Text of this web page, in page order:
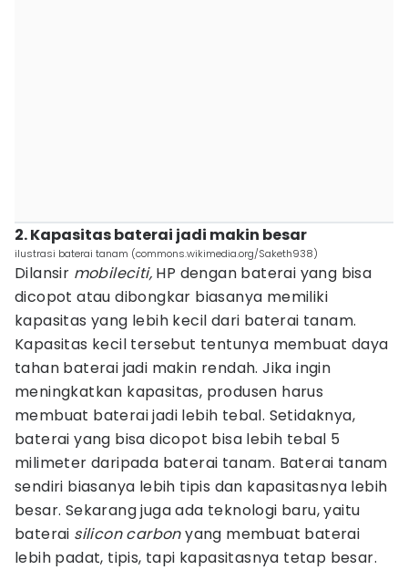
2. Kapasitas baterai jadi makin besar
ilustrasi baterai tanam (commons.wikimedia.org/Saketh938)
Dilansir mobileciti, HP dengan baterai yang bisa
dicopot atau dibongkar biasanya memiliki
kapasitas yang lebih kecil dari baterai tanam.
Kapasitas kecil tersebut tentunya membuat daya
tahan baterai jadi makin rendah. Jika ingin
meningkatkan kapasitas, produsen harus
membuat baterai jadi lebih tebal. Setidaknya,
baterai yang bisa dicopot bisa lebih tebal 5
milimeter daripada baterai tanam. Baterai tanam
sendiri biasanya lebih tipis dan kapasitasnya lebih
besar. Sekarang juga ada teknologi baru, yaitu
baterai silicon carbonyang membuat baterai
lebih padat, tipis, tapi kapasitasnya tetap besar.